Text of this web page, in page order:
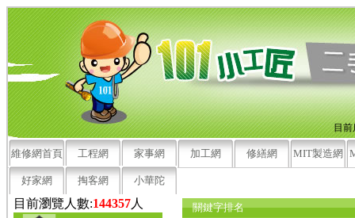
目前
維修網首頁 工程網 家事網 加工網 修繕網 MIT製造網
好家網 掏客網 小華陀
目前瀏覽人數:144357人 關鍵字排名